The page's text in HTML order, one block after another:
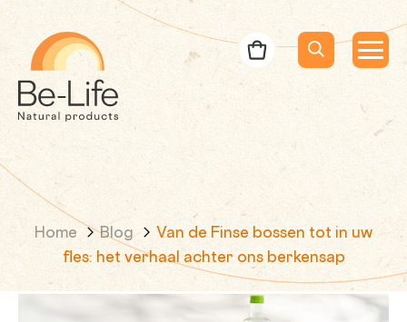
Menu
Menu
Zoekopdracht
Bestelbon
Home Blog
Van de Finse bossen tot in uw
fles: het verhaal achter ons berkensap